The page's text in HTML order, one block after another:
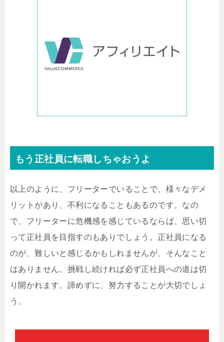
もう正社員に転職しちゃおうよ
以上のように、フリーターでいることで、様々なデメ
リットがあり、不利になることもあるのです。なの
で、フリーターに危機感を感じているならば、思い切
って正社員を目指すのもありでしょう。正社員になる
のが、難しいと感じるかもしれませんが、そんなこと
はありません。挑戦し続ければ必ず正社員への道は切
り開かれます。諦めずに、努力することが大切でしょ
う。